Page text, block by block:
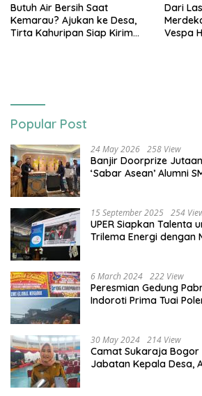
Butuh Air Bersih Saat
Kemarau? Ajukan ke Desa,
Tirta Kahuripan Siap Kirim
Dari
Vespa
Popular Post
24 May 2026 258 View
Banjir Doorprize
‘Sabar Asean’ Alumni
15 September 2025 254
UPER Siapkan Talenta
Trilema Energi dengan
6 March 2024 222 View
Peresmian Gedung
Indoroti Prima Tuai
30 May 2024 214 View
Camat Sukaraja Bogor
Jabatan Kepala Desa,